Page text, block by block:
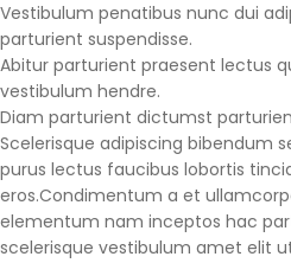
Vestibulum penatibus nunc dui
parturient suspendisse.
Abitur parturient praesent lectus
vestibulum hendre.
Diam parturient dictumst
Scelerisque adipiscing bibendum
purus lectus faucibus lobortis
eros.Condimentum a et
elementum nam inceptos hac
scelerisque vestibulum amet elit